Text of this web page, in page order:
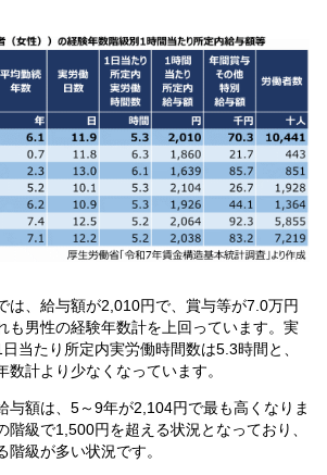
、給与額が2,010円で、賞与等が7.0万円
も男性の経験年数計を上回っています。実
当たり所定内実労働時間数は5.3時間と、
数計より少なくなっています。
額は、5～9年が2,104円で最も高くなりま
階級で1,500円を超える状況となっており、
級が多い状況です。